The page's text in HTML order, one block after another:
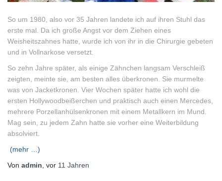
So um 1980, also vor 35 Jahren landete ich auf ihren Stuhl das
erste mal. Da ich große Angst vor dem Ziehen eines
Weisheitszahnes hatte, wurde ich von ihr in die Chirurgie gebeten
und in Vollnarkose versetzt.
So zehn Jahre später, als einige Zähnchen langsam Verschleiß
zeigten, meinte sie, am besten alles überkronen. Sie murmelte
was von Jacketkronen. Vier Wochen später hatte ich wohl die
ersten Hollywoodbeißerchen und praktisch auch einen Mercedes,
mehrere Porzellanhülsenkronen mit einem Metallkern im Mund.
Mag sein, zu jedem Zahn hatte sie vorher eine Weiterbildung
absolviert.
(mehr …)
Von admin , vor 11 Jahren